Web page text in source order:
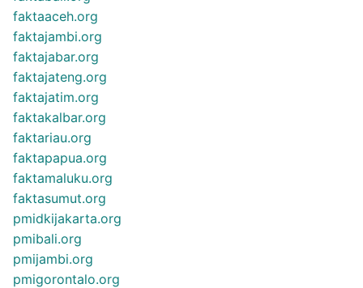
faktaaceh.org
faktajambi.org
faktajabar.org
faktajateng.org
faktajatim.org
faktakalbar.org
faktariau.org
faktapapua.org
faktamaluku.org
faktasumut.org
pmidkijakarta.org
pmibali.org
pmijambi.org
pmigorontalo.org